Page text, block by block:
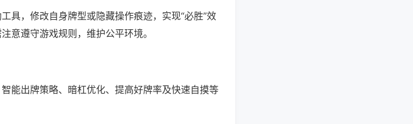
具，修改自身牌型或隐藏操作痕迹，实现“必胜”效
意遵守游戏规则，维护公平环境。
能出牌策略、暗杠优化、提高好牌率及快速自摸等